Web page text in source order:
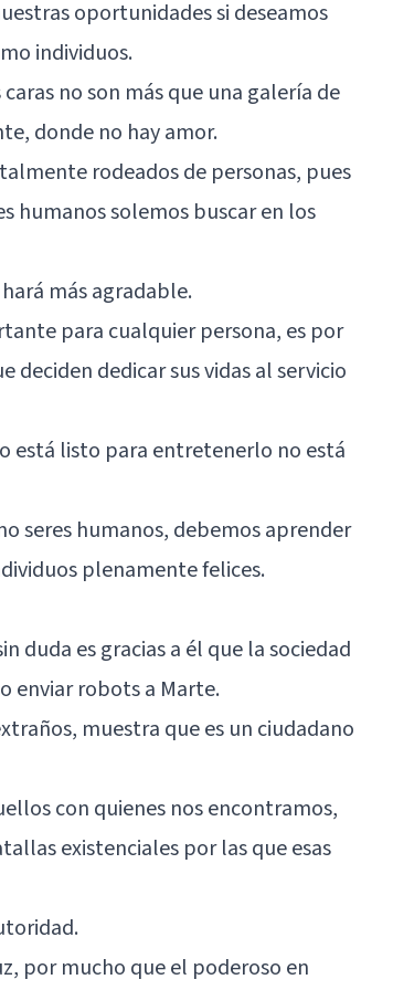
oportunidades si deseamos
individuos.
no son más que una galería de
donde no hay amor.
rodeados de personas, pues
humanos solemos buscar en los
más agradable.
para cualquier persona, es por
dedicar sus vidas al servicio
está listo para entretenerlo no está
seres humanos, debemos aprender
plenamente felices.
duda es gracias a él que la sociedad
enviar robots a Marte.
muestra que es un ciudadano
con quienes nos encontramos,
existenciales por las que esas
por mucho que el poderoso en